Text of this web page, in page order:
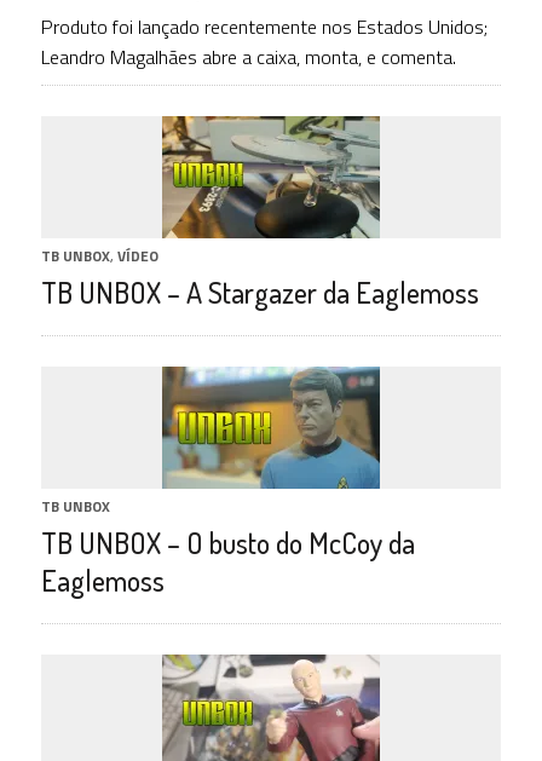
Produto foi lançado recentemente nos Estados Unidos;
Leandro Magalhães abre a caixa, monta, e comenta.
TB UNBOX, VÍDEO
TB UNBOX – A Stargazer da Eaglemoss
TB UNBOX
TB UNBOX – O busto do McCoy da
Eaglemoss